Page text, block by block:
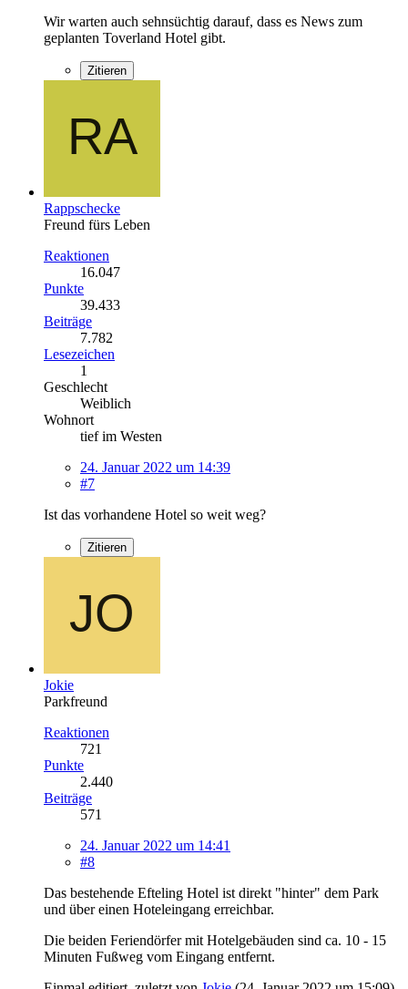
Wir warten auch sehnsüchtig darauf, dass es News zum
geplanten Toverland Hotel gibt.
Zitieren
Rappschecke
Freund fürs Leben
Reaktionen
16.047
Punkte
39.433
Beiträge
7.782
Lesezeichen
1
Geschlecht
Weiblich
Wohnort
tief im Westen
24. Januar 2022 um 14:39
#7
Ist das vorhandene Hotel so weit weg?
Zitieren
Jokie
Parkfreund
Reaktionen
721
Punkte
2.440
Beiträge
571
24. Januar 2022 um 14:41
#8
Das bestehende Efteling Hotel ist direkt "hinter" dem Park
und über einen Hoteleingang erreichbar.
Die beiden Feriendörfer mit Hotelgebäuden sind ca. 10 - 15
Minuten Fußweg vom Eingang entfernt.